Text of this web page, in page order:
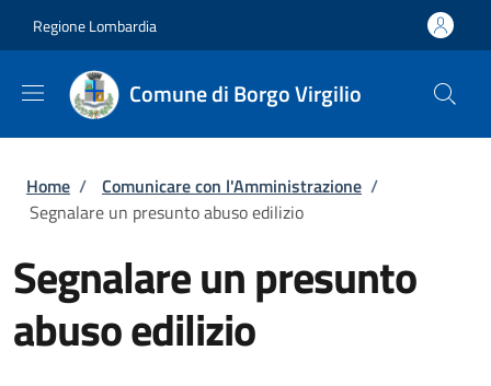
Regione Lombardia
Comune di Borgo Virgilio
Briciole di pane
Home / Comunicare con l'Amministrazione /
Segnalare un presunto abuso edilizio
Segnalare un presunto
abuso edilizio